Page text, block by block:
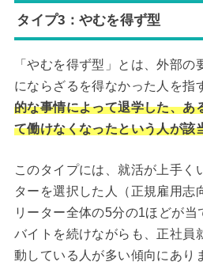
タイプ3：やむを得ず型
「やむを得ず型」とは、外部
にならざるを得なかった人を指
的な事情によって退学した、あ
て働けなくなったという人が該
このタイプには、就活が上手く
ターを選択した人（正規雇用志
リーター全体の5分の1ほどが
バイトを続けながらも、正社員
動している人が多い傾向にあり